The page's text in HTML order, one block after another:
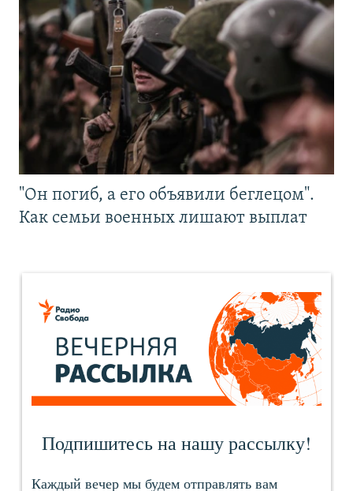
"Он погиб, а его объявили беглецом".
Как семьи военных лишают выплат